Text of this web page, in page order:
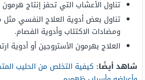
تناول الأعشاب التي تحفز إنتاج هرمون
تناول بعض أدوية العلاج النفسي
ومضادات الاكتئاب وأدوية الفصام.
العلاج بهرمون الأستروجين أو أدوية
شاهد أيضًا: كيفية التخلص من الحليب